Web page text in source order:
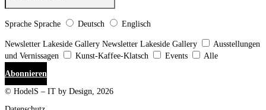
Sprache Sprache Deutsch Englisch
Newsletter Lakeside Gallery Newsletter Lakeside Gallery
Ausstellungen
und Vernissagen
Kunst-Kaffee-Klatsch Events
Alle
Abonnieren
© HodelS – IT by Design, 2026